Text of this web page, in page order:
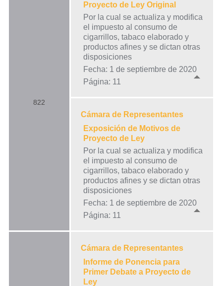
822
Proyecto de Ley Original
Por la cual se actualiza y modifica
el impuesto al consumo de
cigarrillos, tabaco elaborado y
productos afines y se dictan otras
disposiciones
Fecha: 1 de septiembre de 2020
Página: 11
Cámara de Representantes
Exposición de Motivos de
Proyecto de Ley
Por la cual se actualiza y modifica
el impuesto al consumo de
cigarrillos, tabaco elaborado y
productos afines y se dictan otras
disposiciones
Fecha: 1 de septiembre de 2020
Página: 11
Cámara de Representantes
Informe de Ponencia para
Primer Debate a Proyecto de
Ley